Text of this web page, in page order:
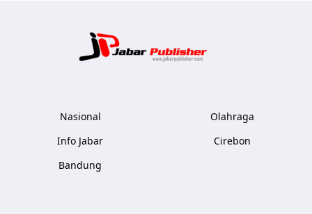
Nasional
Info Jabar
Bandung
Olahraga
Cirebon